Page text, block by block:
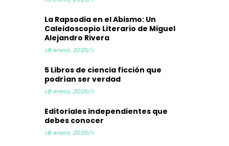
La Rapsodia en el Abismo: Un
Caleidoscopio Literario de Miguel
Alejandro Rivera
<8 enero, 2025/>
5 Libros de ciencia ficción que
podrían ser verdad
<8 enero, 2025/>
Editoriales independientes que
debes conocer
<8 enero, 2025/>